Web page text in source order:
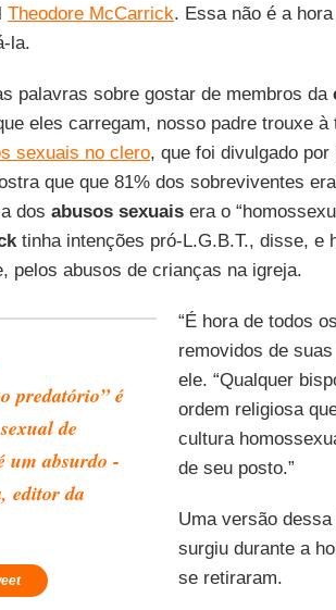
Theodore McCarrick. Essa não é a
la.
palavras sobre gostar de membros da
eles carregam, nosso padre trouxe à
sexuais no clero, que foi divulgado
que que 81% dos sobreviventes
dos abusos sexuaisera o
tinha intenções pró-L.G.B.T., disse, e
pelos abusos de crianças na igreja.
predatório” é
de
um absurdo -
editor da
“É hora de todos
removidos de
ele. “Qualquer
ordem religiosa
cultura
de seu posto.”
Uma versão
surgiu durante a
se retiraram.